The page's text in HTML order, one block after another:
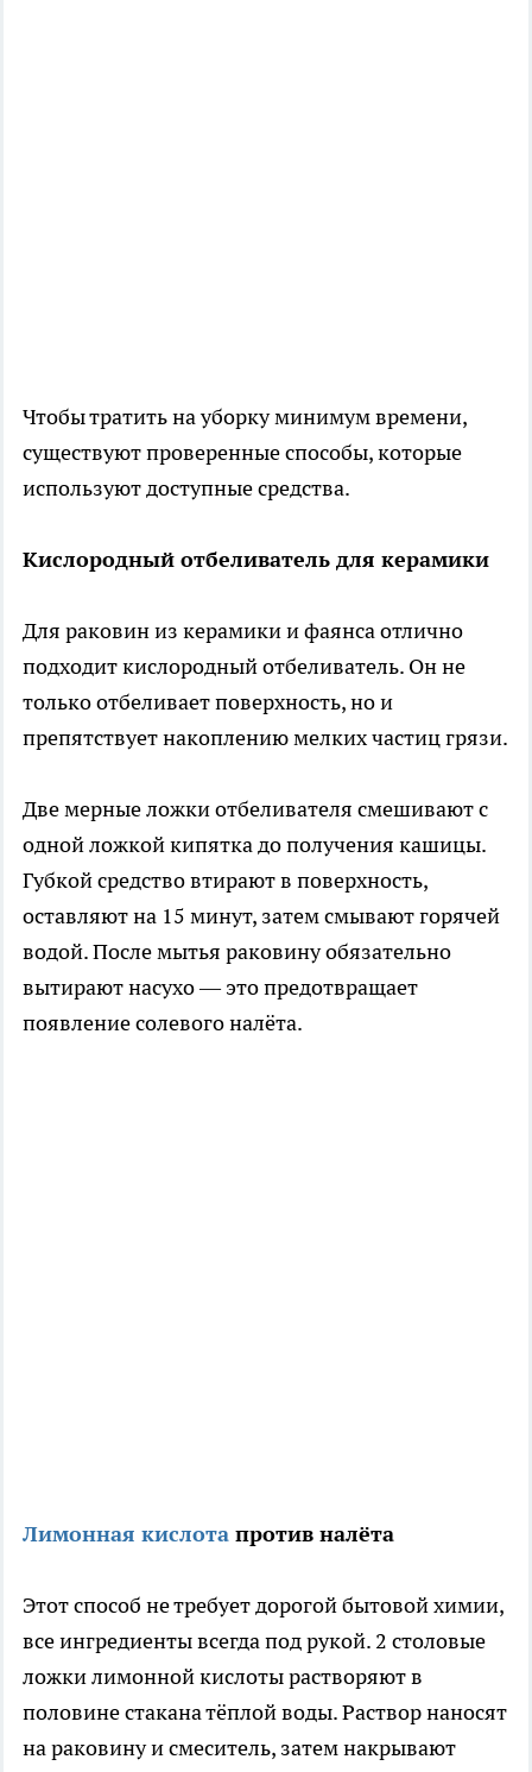
Чтобы тратить на уборку минимум времени,
существуют проверенные способы, которые
используют доступные средства.
Кислородный отбеливатель для керамики
Для раковин из керамики и фаянса отлично
подходит кислородный отбеливатель. Он не
только отбеливает поверхность, но и
препятствует накоплению мелких частиц грязи.
Две мерные ложки отбеливателя смешивают с
одной ложкой кипятка до получения кашицы.
Губкой средство втирают в поверхность,
оставляют на 15 минут, затем смывают горячей
водой. После мытья раковину обязательно
вытирают насухо — это предотвращает
появление солевого налёта.
Лимонная кислота против налёта
Этот способ не требует дорогой бытовой химии,
все ингредиенты всегда под рукой. 2 столовые
ложки лимонной кислоты растворяют в
половине стакана тёплой воды. Раствор наносят
на раковину и смеситель, затем накрывают